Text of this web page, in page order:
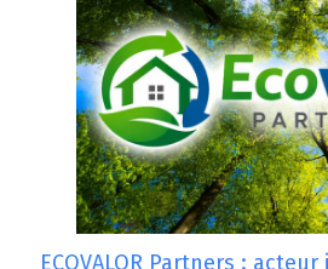
ECOVALOR Partners :